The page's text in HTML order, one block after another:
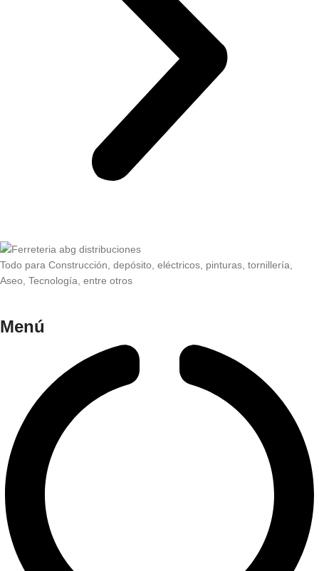
Todo para Construcción, depósito, eléctricos, pinturas, tornillería,
Aseo, Tecnología, entre otros
Menú